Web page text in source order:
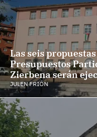
Las seis
Presupuestos
Zierbena serán
JULEN FRIÓN